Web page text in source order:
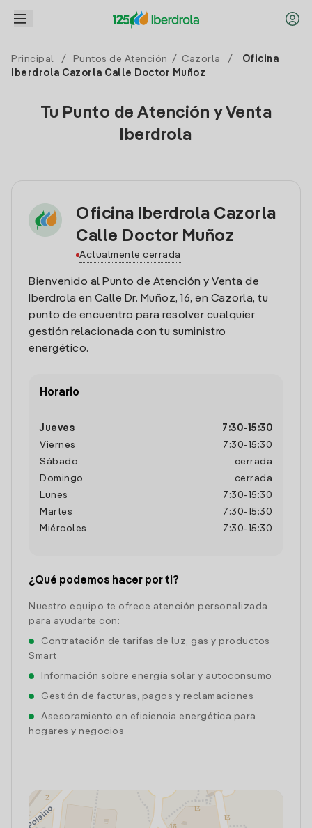
Principal / Puntos de Atención / Cazorla /
Oficina
Iberdrola Cazorla Calle Doctor Muñoz
Tu Punto de Atención y Venta
Iberdrola
Oficina Iberdrola Cazorla
Calle Doctor Muñoz
Actualmente cerrada
Bienvenido al Punto de Atención y Venta de
Iberdrola en Calle Dr. Muñoz, 16, en Cazorla, tu
punto de encuentro para resolver cualquier
gestión relacionada con tu suministro
energético.
Horario
Jueves 7:30- 15:30
Viernes
7:30- 15:30
Sábado
cerrada
Domingo
cerrada
Lunes
7:30- 15:30
Martes
7:30- 15:30
Miércoles
7:30- 15:30
¿Qué podemos hacer por ti?
Nuestro equipo te ofrece atención personalizada
para ayudarte con:
Contratación de tarifas de luz, gas y productos
Smart
Información sobre energía solar y autoconsumo
Gestión de facturas, pagos y reclamaciones
Asesoramiento en eficiencia energética para
hogares y negocios